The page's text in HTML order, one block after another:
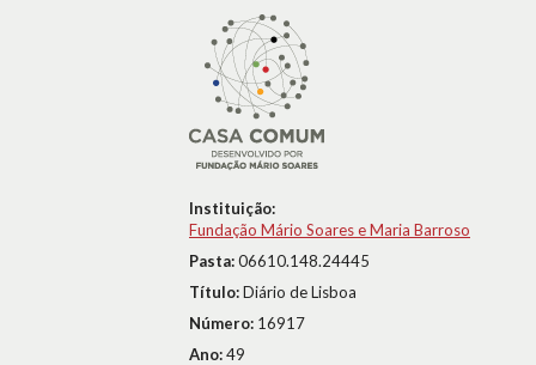
Instituição:
Fundação Mário Soares e Maria Barroso
Pasta:06610.148.24445
Título:Diário de Lisboa
Número: 16917
Ano:49